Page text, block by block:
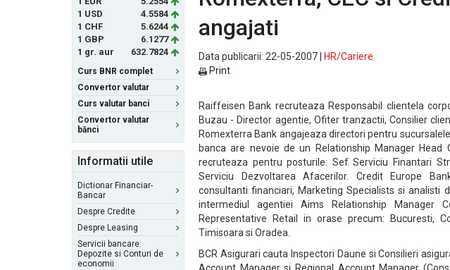
1 USD
4.5584
1 CHF
5.6244
1 GBP
6.1277
1 gr. aur
632.7824
Curs BNR complet
Convertor valutar
Curs valutar banci
Convertor valutar
bănci
Informatii utile
Dictionar Financiar-
Bancar
Despre Credite
Despre Leasing
Servicii bancare:
Depozite si Conturi de
economii
angajati
Data publicarii: 22-05-2007 |
HR/Cariere
Print
Raiffeisen Bank recruteaza Responsabil clientela
Buzau - Director agentie, Ofiter tranzactii, Consilier
Romexterra Bank angajeaza directori pentru
banca are nevoie de un Relationship Manager
recruteaza pentru posturile: Sef Serviciu Finantari
Serviciu Dezvoltarea Afacerilor. Credit Europe
consultanti financiari, Marketing Specialists si analisti
intermediul agentiei Aims Relationship Manager
Representative Retail in orase precum: Bucuresti,
Timisoara si Oradea.
BCR Asigurari cauta Inspectori Daune si Consilieri